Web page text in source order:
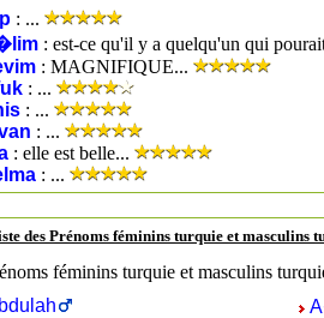
: ...
: est-ce qu'il y a quelqu'un qui
: MAGNIFIQUE...
: ...
: ...
: ...
: elle est belle...
: ...
des Prénoms féminins turquie et masculins
féminins turquie et masculins